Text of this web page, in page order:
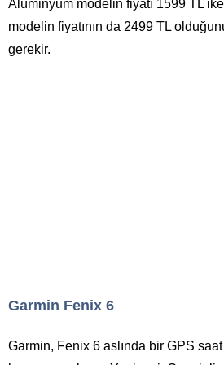
Alüminyum modelin fiyatı 1599 TL
modelin fiyatının da 2499 TL
gerekir.
Garmin Fenix 6
Garmin, Fenix 6 aslında bir GPS